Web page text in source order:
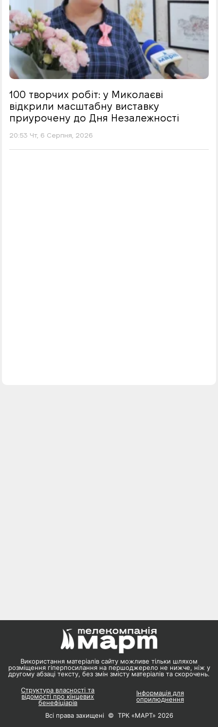
100 творчих робіт: у Миколаєві
відкрили масштабну виставку
приурочену до Дня Незалежності
20:53 Чт, 6 Серпня, 2026
Використання матеріалів сайту можливе тільки шляхом
розміщення гіперпосилання на першоджерело не нижче, ніж у
другому абзаці тексту, без змін змісту матеріалів та скорочень.
Структура власності та
відомості про кінцевих
бенефіціарів
Інформація для
оприлюднення
Всі права захищені © ТРК «МАРТ» 2026